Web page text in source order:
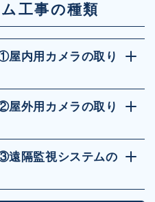
工事の種類
屋内用カメラの取り
屋外用カメラの取り
遠隔監視システムの